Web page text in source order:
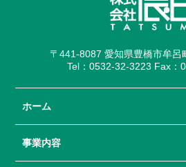
〒441-8087 愛知県豊橋市牟呂
Tel：0532-32-3223 Fax：
ホーム
事業内容